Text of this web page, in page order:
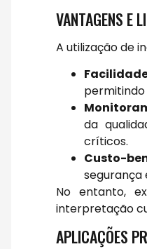
VANTAGENS E
A utilização de
permitindo
da
críticos.
Custo-
segurança
No entanto,
interpretação
APLICAÇÕES